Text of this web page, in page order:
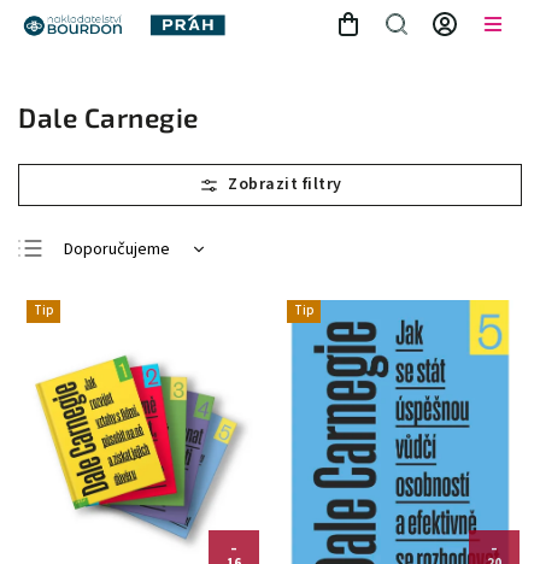
Dale Carnegie
Doporučujeme
Nejprodávanější
Abecedně
Tip
–
Tip
–